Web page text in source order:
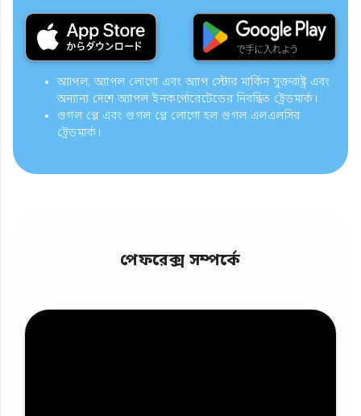
অ্যাপল, অ্যাপল লোগো এবং অ্যাপ স্টোর মার্কিন যুক্তরাষ্ট্র এবং
অন্যান্য দেশে অ্যাপল ইনকর্পোরেটেডের নিবন্ধিত ট্রেডমার্ক।
গুগল প্লে এবং গুগল প্লে লোগো হল গুগল এলএলসির
ট্রেডমার্ক।
পেফরেক্স সম্পর্কে